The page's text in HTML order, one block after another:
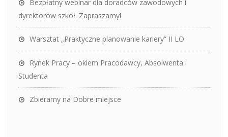
Bezpłatny webinar dla doradców zawodowych i
dyrektorów szkół. Zapraszamy!
Warsztat „Praktyczne planowanie kariery” II LO
Rynek Pracy – okiem Pracodawcy, Absolwenta i
Studenta
Zbieramy na Dobre miejsce